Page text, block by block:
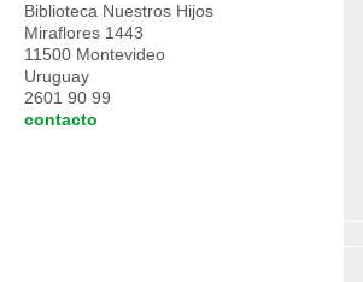
Biblioteca Nuestros Hijos
Miraflores 1443
11500 Montevideo
Uruguay
2601 90 99
contacto